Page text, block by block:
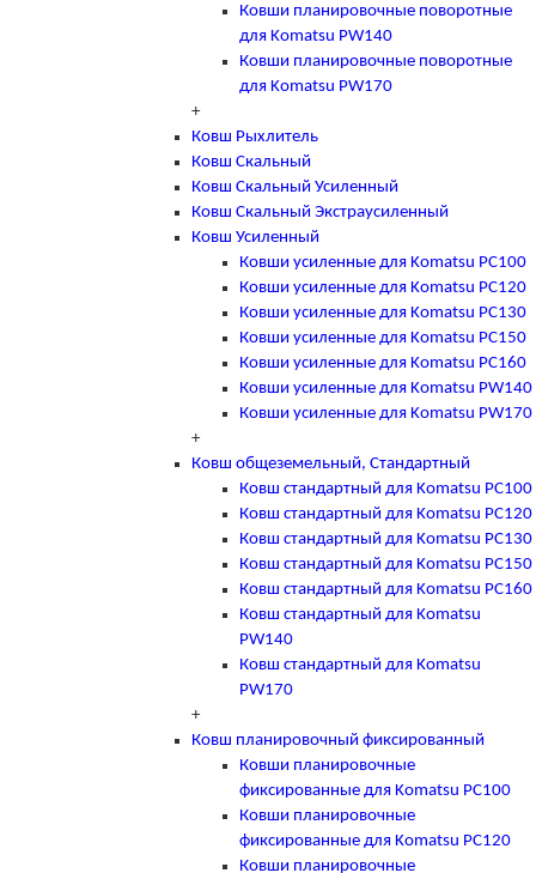
Ковши планировочные поворотные
для Komatsu PW140
Ковши планировочные поворотные
для Komatsu PW170
+
Ковш Рыхлитель
Ковш Скальный
Ковш Скальный Усиленный
Ковш Скальный Экстраусиленный
Ковш Усиленный
Ковши усиленные для Komatsu PC100
Ковши усиленные для Komatsu PC120
Ковши усиленные для Komatsu PC130
Ковши усиленные для Komatsu PC150
Ковши усиленные для Komatsu PC160
Ковши усиленные для Komatsu PW140
Ковши усиленные для Komatsu PW170
+
Ковш общеземельный, Стандартный
Ковш стандартный для Komatsu PC100
Ковш стандартный для Komatsu PC120
Ковш стандартный для Komatsu PC130
Ковш стандартный для Komatsu PC150
Ковш стандартный для Komatsu PC160
Ковш стандартный для Komatsu
PW140
Ковш стандартный для Komatsu
PW170
+
Ковш планировочный фиксированный
Ковши планировочные
фиксированные для Komatsu PC100
Ковши планировочные
фиксированные для Komatsu PC120
Ковши планировочные